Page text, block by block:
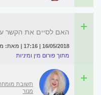
האם לסיים את הקשר
16/05/2018 | 17:16 | מאת: מתן
מתוך פורום מין ומיניות
תשובת
מנור